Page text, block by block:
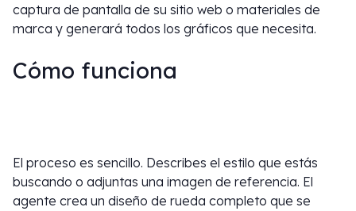
captura de pantalla de su sitio web o materiales de
marca y generará todos los gráficos que necesita.
Cómo funciona
El proceso es sencillo. Describes el estilo que estás
buscando o adjuntas una imagen de referencia. El
agente crea un diseño de rueda completo que se